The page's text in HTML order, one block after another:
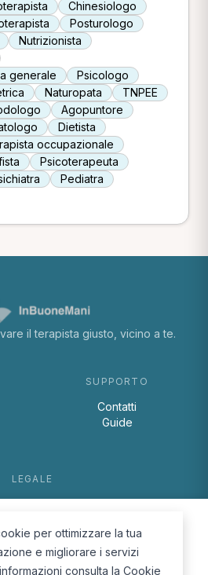
Chinesiologo
Posturologo
Nutrizionista
generale
Psicologo
Naturopata
TNPEE
Agopuntore
Dietista
occupazionale
Psicoterapeuta
Pediatra
il terapista giusto, vicino a te.
SUPPORTO
Contatti
Guide
LEGALE
Policy
per ottimizzare la tua
e migliorare i servizi
consulta la Cookie